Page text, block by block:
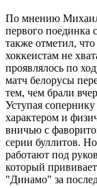
По мнению
первого поединка
также отметил,
хоккеистам не
проявлялось по
матч белорусы
тем, чем брали
Уступая
характером и
вничью с
серии буллитов.
работают под
который
"Динамо" за